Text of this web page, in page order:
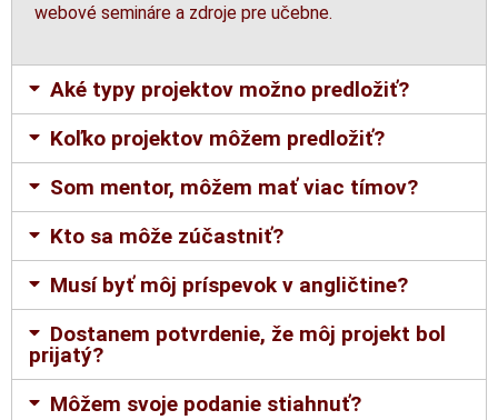
webové semináre a zdroje pre učebne.
Aké typy projektov možno predložiť?
Koľko projektov môžem predložiť?
Som mentor, môžem mať viac tímov?
Kto sa môže zúčastniť?
Musí byť môj príspevok v angličtine?
Dostanem potvrdenie, že môj projekt bol
prijatý?
Môžem svoje podanie stiahnuť?